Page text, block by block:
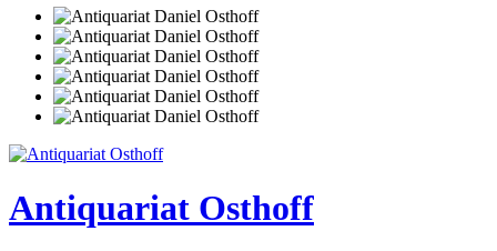
Antiquariat Osthoff